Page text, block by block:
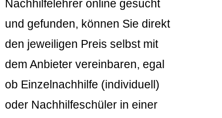
Nachhilfelehrer online gesucht
und gefunden, können Sie direkt
den jeweiligen Preis selbst mit
dem Anbieter vereinbaren, egal
ob Einzelnachhilfe (individuell)
oder Nachhilfeschüler in einer